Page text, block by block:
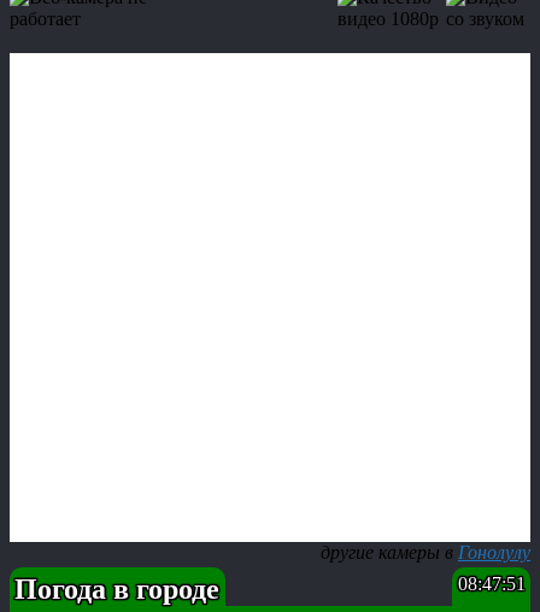
другие камеры в Гонолулу
Погода в городе 08:47:52